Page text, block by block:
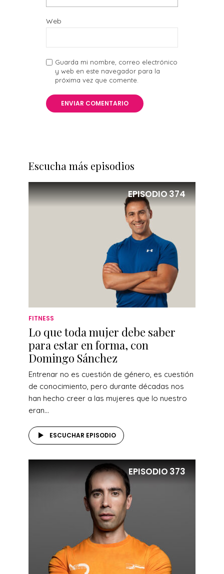
Web
Guarda mi nombre, correo electrónico
y web en este navegador para la
próxima vez que comente.
Escucha más episodios
EPISODIO374
FITNESS
Lo que toda mujer debe saber
para estar en forma, con
Domingo Sánchez
Entrenar no es cuestión de género, es cuestión
de conocimiento, pero durante décadas nos
han hecho creer a las mujeres que lo nuestro
eran...
ESCUCHAR EPISODIO
EPISODIO373